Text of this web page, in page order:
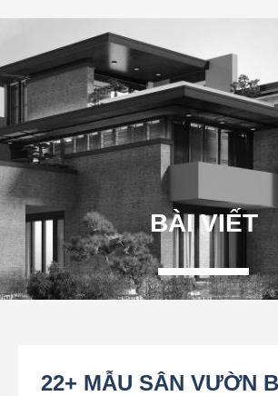
dung
BÀI VIẾT
22+ MẪU SÂN VƯỜN